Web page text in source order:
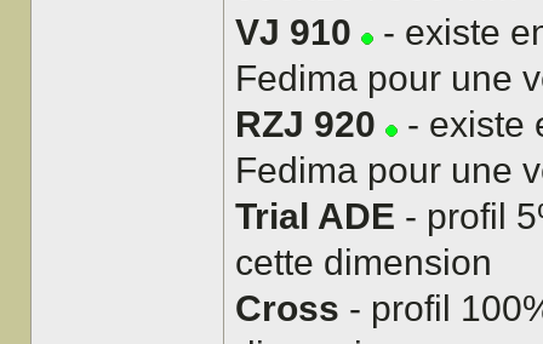
VJ 910
- existe
Fedima pour une
RZJ 920
- existe
Fedima pour une
Trial ADE - profil
cette dimension
Cross - profil